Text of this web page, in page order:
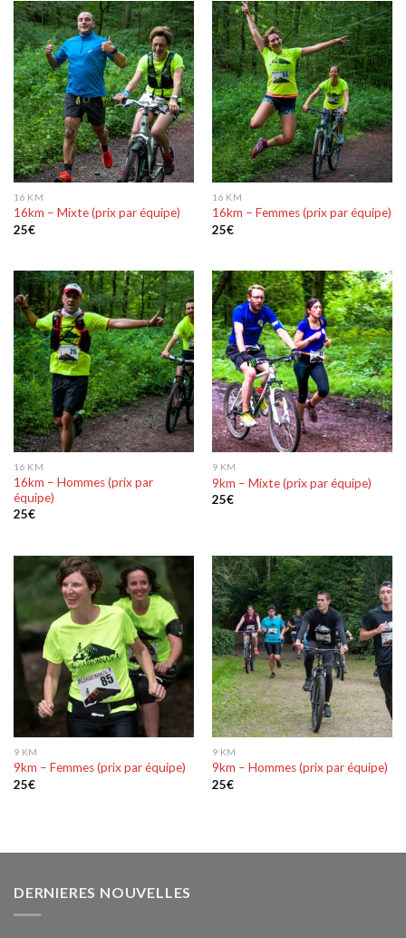
16 KM
16km – Mixte (prix par équipe)
25€
16 KM
16km – Femmes (prix par équipe)
25€
16 KM
16km – Hommes (prix par
équipe)
25€
9 KM
9km – Mixte (prix par équipe)
25€
9 KM
9km – Femmes (prix par équipe)
25€
9 KM
9km – Hommes (prix par équipe)
25€
DERNIERES NOUVELLES